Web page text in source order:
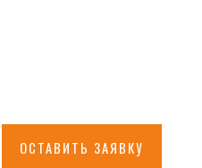
ОСТАВИТЬ ЗАЯВКУ